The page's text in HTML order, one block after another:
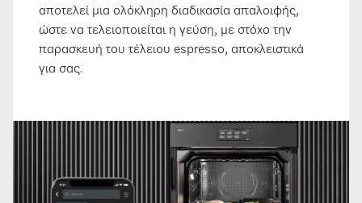
αποτελεί μια ολόκληρη διαδικασία απαλοιφής,
ώστε να τελειοποιείται η γεύση, με στόχο την
παρασκευή του τέλειου espresso, αποκλειστικά
για σας.